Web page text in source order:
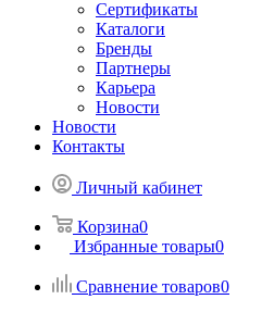
Сертификаты
Каталоги
Бренды
Партнеры
Карьера
Новости
Новости
Контакты
Личный кабинет
Корзина0
Избранные товары0
Сравнение товаров0